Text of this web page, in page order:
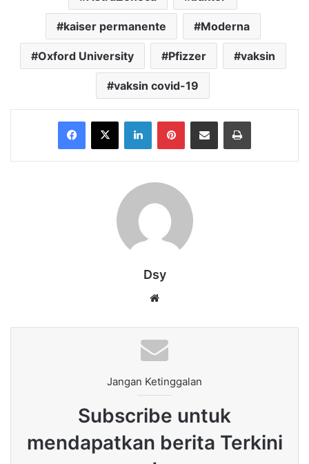
kaiser permanente Moderna
Oxford University Pfizzer vaksin
vaksin covid-19
Facebook
X LinkedInPinterestShare via Email Print
Dsy
Jangan Ketinggalan
Subscribe untuk
mendapatkan berita Terkini